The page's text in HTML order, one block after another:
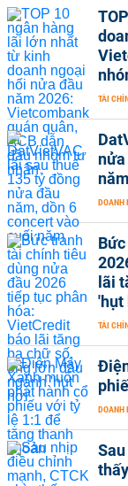
TÀI
năm
DOANH
lãi
'hụt
TÀI
DOANH